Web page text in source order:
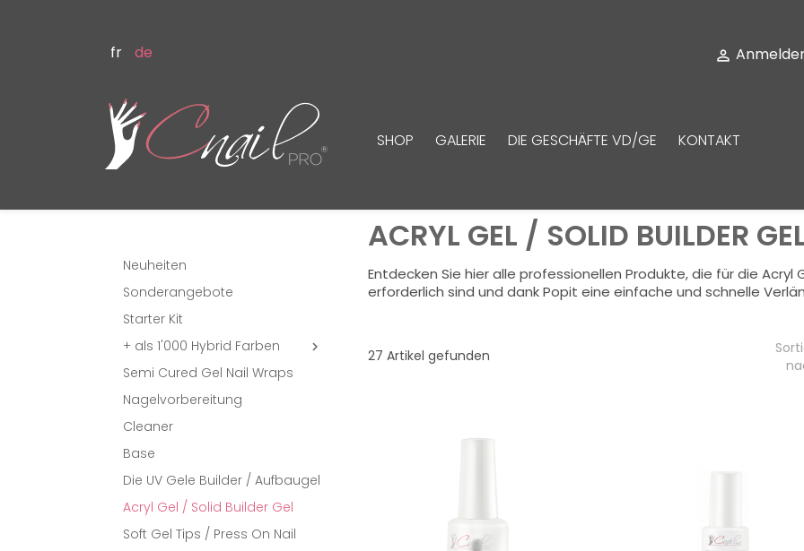
fr de 
SHOP GALERIE DIE GESCHÄFTE VD/GE KONTAKT
Neuheiten
Sonderangebote
Starter Kit
+ als 1'000 Hybrid Farben

Semi Cured Gel Nail Wraps
Nagelvorbereitung
Cleaner
Base
Die UV Gele Builder / Aufbaugel
Acryl Gel / Solid Builder Gel
Soft Gel Tips / Press On Nail
ACRYL GEL / SOLID BUILDER
Entdecken Sie hier alle professionellen Produkte, die für die Acryl
erforderlich sind und dank Popit eine einfache und schnelle
27 Artikel gefunden